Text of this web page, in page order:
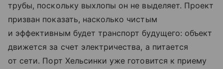
трубы, поскольку выхлопы он не выделяет. Проект
призван показать, насколько чистым
и эффективным будет транспорт будущего: объект
движется за счет электричества, а питается
от сети. Порт Хельсинки уже готовится к приему